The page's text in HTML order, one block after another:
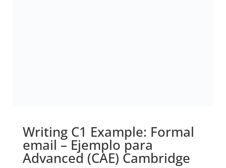
Writing C1 Example: Formal
email – Ejemplo para
Advanced (CAE) Cambridge